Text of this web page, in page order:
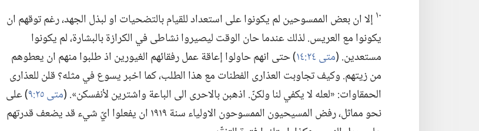
١٠ إلا ان بعض الممسوحين لم يكونوا على استعداد للقيام بالتضحيات او لبذل الجهد،‏ رغم توقهم ان
يكونوا مع العريس.‏ لذلك عندما حان الوقت ليصيروا نشاطى في الكرازة بالبشارة،‏ لم يكونوا
مستعدين.‏ (‏متى ٢٤:‏١٤
‏)‏ حتى انهم حاولوا إعاقة عمل رفقائهم الغيورين اذ طلبوا منهم ان يعطوهم
من زيتهم.‏ وكيف تجاوبت العذارى الفطنات مع هذا الطلب،‏ كما اخبر يسوع في مثله؟‏ قلن للعذارى
الحمقاوات:‏ «لعله لا يكفي لنا ولكنّ.‏ اذهبن بالاحرى الى الباعة واشترين لأنفسكن».‏ (‏متى ٢٥:‏٩
‏)‏ على
نحو مماثل،‏ رفض المسيحيون الممسوحون الاولياء سنة ١٩١٩ ان يفعلوا ايّ شيء قد يضعف قدرتهم